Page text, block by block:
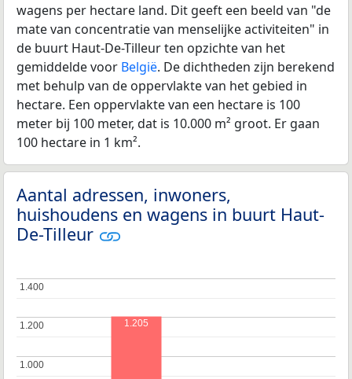
wagens per hectare land. Dit geeft een beeld van "de
mate van concentratie van menselijke activiteiten" in
de buurt Haut-De-Tilleur ten opzichte van het
gemiddelde voor België. De dichtheden zijn berekend
met behulp van de oppervlakte van het gebied in
hectare. Een oppervlakte van een hectare is 100
meter bij 100 meter, dat is 10.000 m² groot. Er gaan
100 hectare in 1 km².
Aantal adressen, inwoners,
huishoudens en wagens in buurt Haut-
De-Tilleur
1.000
1.000
1.200
1.200
1.400
1.400
1.205